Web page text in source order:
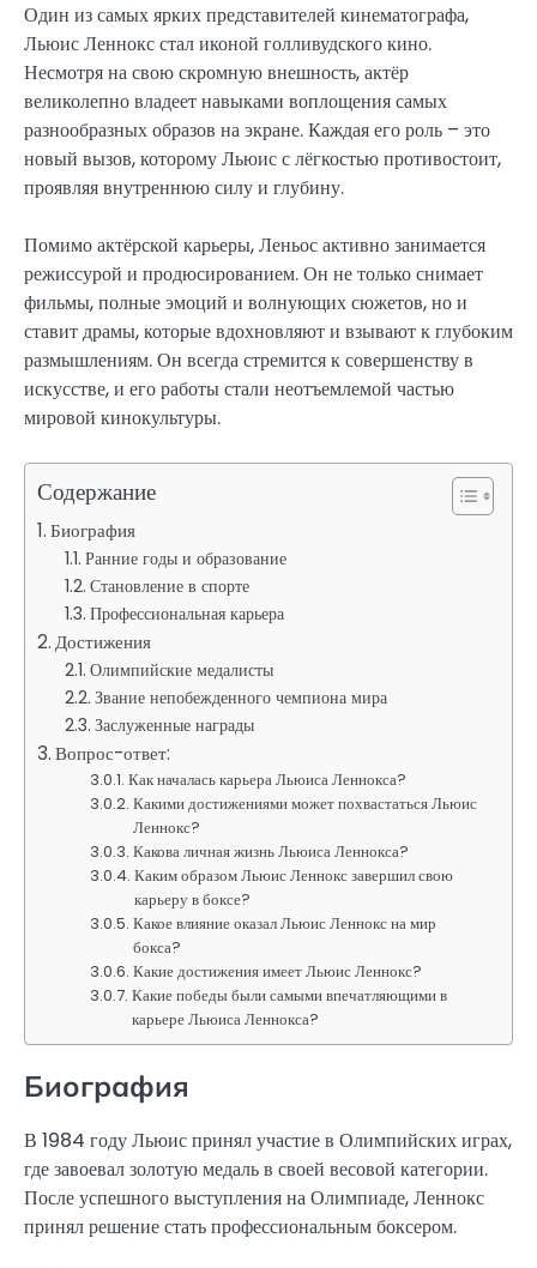
Один из самых ярких представителей кинематографа,
Льюис Леннокс стал иконой голливудского кино.
Несмотря на свою скромную внешность, актёр
великолепно владеет навыками воплощения самых
разнообразных образов на экране. Каждая его роль – это
новый вызов, которому Льюис с лёгкостью противостоит,
проявляя внутреннюю силу и глубину.
Помимо актёрской карьеры, Леньос активно занимается
режиссурой и продюсированием. Он не только снимает
фильмы, полные эмоций и волнующих сюжетов, но и
ставит драмы, которые вдохновляют и взывают к глубоким
размышлениям. Он всегда стремится к совершенству в
искусстве, и его работы стали неотъемлемой частью
мировой кинокультуры.
Содержание
Биография
Ранние годы и образование
Становление в спорте
Профессиональная карьера
Достижения
Олимпийские медалисты
Звание непобежденного чемпиона мира
Заслуженные награды
Вопрос-ответ:
Как началась карьера Льюиса Леннокса?
Какими достижениями может похвастаться Льюис
Леннокс?
Какова личная жизнь Льюиса Леннокса?
Каким образом Льюис Леннокс завершил свою
карьеру в боксе?
Какое влияние оказал Льюис Леннокс на мир
бокса?
Какие достижения имеет Льюис Леннокс?
Какие победы были самыми впечатляющими в
карьере Льюиса Леннокса?
Биография
В 1984 году Льюис принял участие в Олимпийских играх,
где завоевал золотую медаль в своей весовой категории.
После успешного выступления на Олимпиаде, Леннокс
принял решение стать профессиональным боксером.